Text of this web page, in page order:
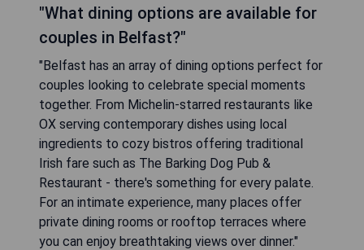
"What dining options are available for
couples in Belfast?"
"Belfast has an array of dining options perfect for
couples looking to celebrate special moments
together. From Michelin-starred restaurants like
OX serving contemporary dishes using local
ingredients to cozy bistros offering traditional
Irish fare such as The Barking Dog Pub &
Restaurant - there's something for every palate.
For an intimate experience, many places offer
private dining rooms or rooftop terraces where
you can enjoy breathtaking views over dinner."